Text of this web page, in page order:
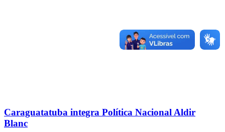
Caraguatatuba integra Política Nacional Aldir
Blanc